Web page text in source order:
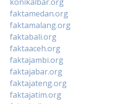
faktamedan.org
faktamalang.org
faktabali.org
faktaaceh.org
faktajambi.org
faktajabar.org
faktajateng.org
faktajatim.org